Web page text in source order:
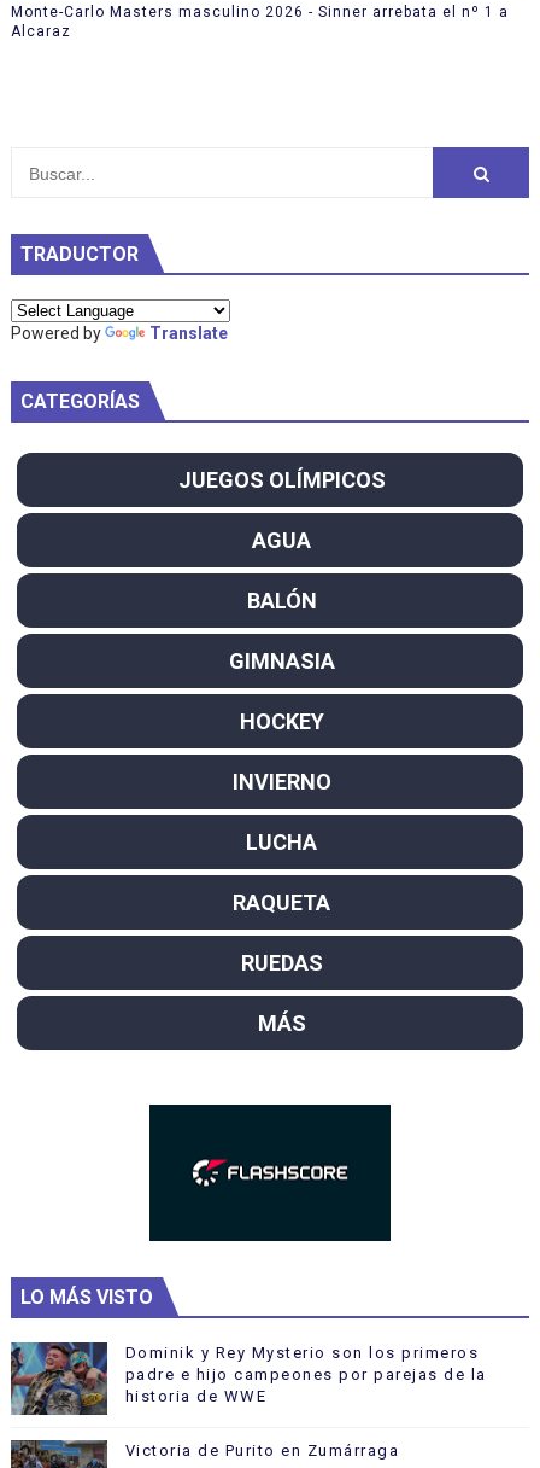
Monte-Carlo Masters masculino 2026 - Sinner arrebata el nº 1 a
Alcaraz
TRADUCTOR
Powered by Translate
CATEGORÍAS
JUEGOS OLÍMPICOS
AGUA
BALÓN
GIMNASIA
HOCKEY
INVIERNO
LUCHA
RAQUETA
RUEDAS
MÁS
LO MÁS VISTO
Dominik y Rey Mysterio son los primeros
padre e hijo campeones por parejas de la
historia de WWE
Victoria de Purito en Zumárraga